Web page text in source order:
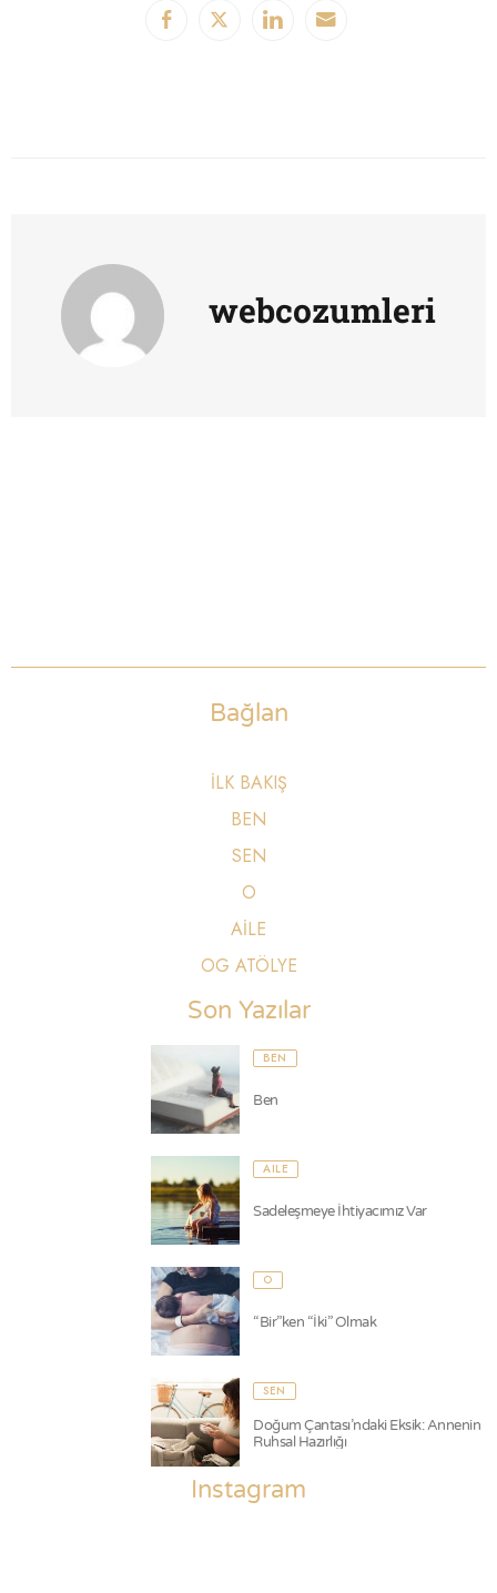
webcozumleri
Bağlan
İLK BAKIŞ
BEN
SEN
O
AİLE
OG ATÖLYE
Son Yazılar
BEN
Ben
AILE
Sadeleşmeye İhtiyacımız Var
O
“Bir”ken “İki” Olmak
SEN
Doğum Çantası’ndaki Eksik: Annenin
Ruhsal Hazırlığı
Instagram